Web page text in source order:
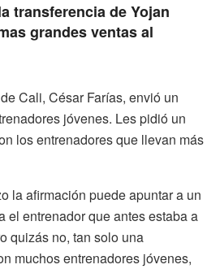
transferencia de Yojan
grandes ventas al
Cali, César Farías, envió un
jóvenes. Les pidió un
los entrenadores que llevan más
la afirmación puede apuntar a un
el entrenador que antes estaba a
quizás no, tan solo una
muchos entrenadores jóvenes,